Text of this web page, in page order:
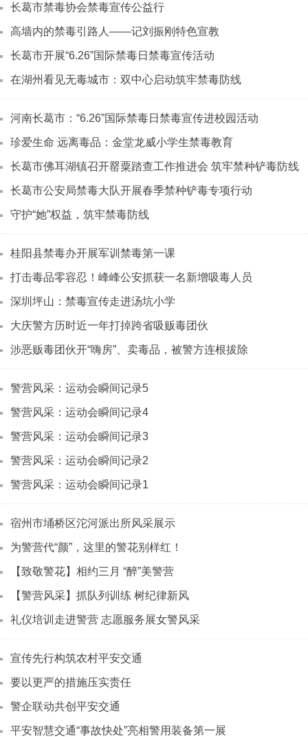
长葛市禁毒协会禁毒宣传公益行
高墙内的禁毒引路人——记刘振刚特色宣教
长葛市开展“6.26”国际禁毒日禁毒宣传活动
在湖州看见无毒城市：双中心启动筑牢禁毒防线
河南长葛市：“6.26”国际禁毒日禁毒宣传进校园活动
珍爱生命 远离毒品：金堂龙威小学生禁毒教育
长葛市佛耳湖镇召开罂粟踏查工作推进会 筑牢禁种铲毒防线
长葛市公安局禁毒大队开展春季禁种铲毒专项行动
守护“她”权益，筑牢禁毒防线
桂阳县禁毒办开展军训禁毒第一课
打击毒品零容忍！峰峰公安抓获一名新增吸毒人员
深圳坪山：禁毒宣传走进汤坑小学
大庆警方历时近一年打掉跨省吸贩毒团伙
涉恶贩毒团伙开“嗨房”、卖毒品，被警方连根拔除
警营风采：运动会瞬间记录5
警营风采：运动会瞬间记录4
警营风采：运动会瞬间记录3
警营风采：运动会瞬间记录2
警营风采：运动会瞬间记录1
宿州市埇桥区沱河派出所风采展示
为警营代“颜”，这里的警花别样红！
【致敬警花】相约三月 “醉”美警营
【警营风采】抓队列训练 树纪律新风
礼仪培训走进警营 志愿服务展女警风采
宣传先行构筑农村平安交通
要以更严的措施压实责任
警企联动共创平安交通
平安智慧交通“事故快处”亮相警用装备第一展